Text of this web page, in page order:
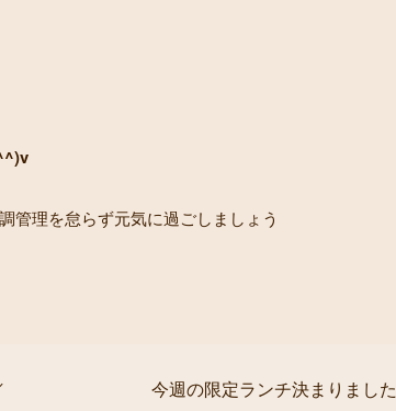
管理を怠らず元気に過ごしましょう
今週の限定ランチ決まりまし